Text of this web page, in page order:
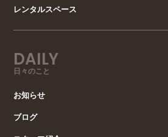
レンタルスペース
DAILY
日々のこと
お知らせ
ブログ